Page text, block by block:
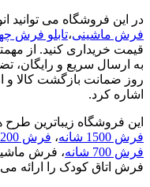
در این فروشگاه می
فرش ماشینی،تابلو فرش
قیمت خریداری کنید. از
روز ضمانت بازگشت کالا و
اشاره کرد.
این فروشگاه زیباترین
فرش 1500 شانه
، فرش 1200 شانه با گل های برجسته
فرش 700 شانه
، فرش
فرش اتاق کودک را ارائه